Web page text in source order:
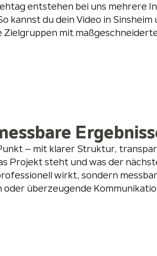
entstehen bei uns mehrere
kannst du dein Video in Sinsheim
mit
– mit klarer Struktur,
Projekt steht und was der
wirkt, sondern
überzeugende